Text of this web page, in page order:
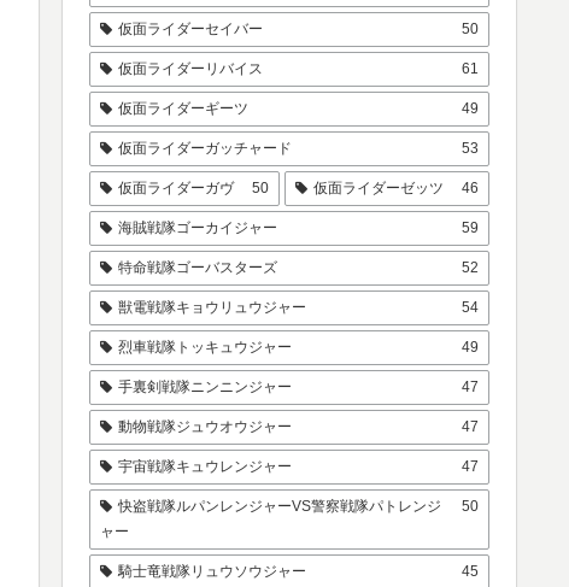
仮面ライダーセイバー 50
仮面ライダーリバイス 61
仮面ライダーギーツ 49
仮面ライダーガッチャード 53
仮面ライダーガヴ 50 仮面ライダーゼッツ 46
海賊戦隊ゴーカイジャー 59
特命戦隊ゴーバスターズ 52
獣電戦隊キョウリュウジャー 54
烈車戦隊トッキュウジャー 49
手裏剣戦隊ニンニンジャー 47
動物戦隊ジュウオウジャー 47
宇宙戦隊キュウレンジャー 47
快盗戦隊ルパンレンジャーVS警察戦隊パトレンジ
ャー
50
騎士竜戦隊リュウソウジャー 45